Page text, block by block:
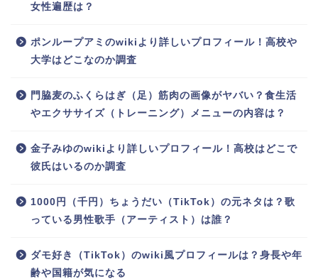
女性遍歴は？
ポンループアミのwikiより詳しいプロフィール！高校や
大学はどこなのか調査
門脇麦のふくらはぎ（足）筋肉の画像がヤバい？食生活
やエクササイズ（トレーニング）メニューの内容は？
金子みゆのwikiより詳しいプロフィール！高校はどこで
彼氏はいるのか調査
1000円（千円）ちょうだい（TikTok）の元ネタは？歌
っている男性歌手（アーティスト）は誰？
ダモ好き（TikTok）のwiki風プロフィールは？身長や年
齢や国籍が気になる